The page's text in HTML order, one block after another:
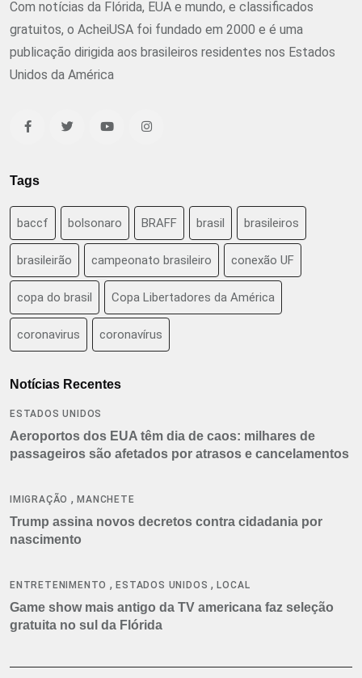
Com notícias da Flórida, EUA e mundo, e classificados
gratuitos, o AcheiUSA foi fundado em 2000 e é uma
publicação dirigida aos brasileiros residentes nos Estados
Unidos da América
Tags
baccf bolsonaro BRAFF brasil brasileiros
brasileirão campeonato brasileiro conexão UF
copa do brasil Copa Libertadores da América
coronavirus coronavírus
Notícias Recentes
ESTADOS UNIDOS
Aeroportos dos EUA têm dia de caos: milhares de
passageiros são afetados por atrasos e cancelamentos
IMIGRAÇÃO ,MANCHETE
Trump assina novos decretos contra cidadania por
nascimento
ENTRETENIMENTO ,ESTADOS UNIDOS ,LOCAL
Game show mais antigo da TV americana faz seleção
gratuita no sul da Flórida